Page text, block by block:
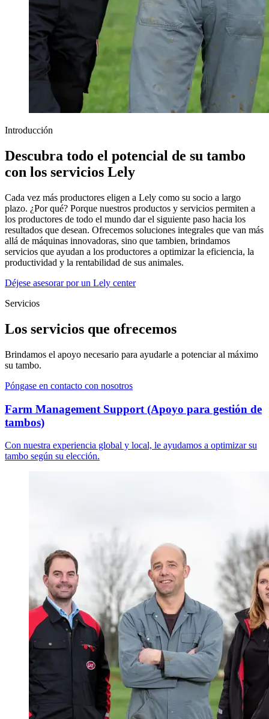
Introducción
Descubra todo el potencial de su tambo
con los servicios Lely
Cada vez más productores eligen a Lely como su socio a largo
plazo. ¿Por qué? Porque nuestros productos y servicios permiten a
los productores de todo el mundo dar el siguiente paso hacia los
resultados que desean. Ofrecemos soluciones integrales que van más
allá de máquinas innovadoras, sino que tambien, brindamos
servicios que ayudan a los productores a optimizar la eficiencia, la
productividad y la rentabilidad de sus animales.
Déjese asesorar por un Lely center
Servicios
Los servicios que ofrecemos
Brindamos el apoyo necesario para ayudarle a potenciar al máximo
su tambo.
Póngase en contacto con nosotros
Farm Management Support (Apoyo para gestión de
tambos)
Con nuestra experiencia global y local, le ayudamos a optimizar su
tambo según su elección.